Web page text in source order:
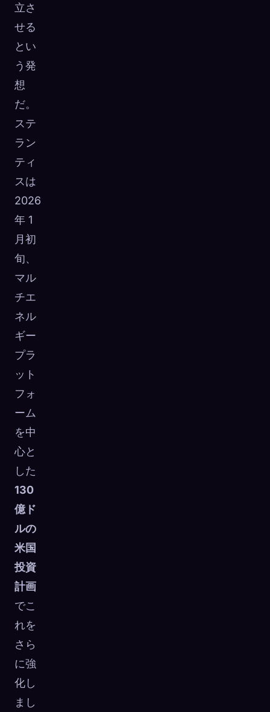
立さ
せる
とい
う発
想
だ。
ステ
ラン
ティ
スは
2026
年 1
月初
旬、
マル
チエ
ネル
ギー
プラ
ット
フォ
ーム
を中
心と
した
130
億ド
ルの
米国
投資
計画
でこ
れを
さら
に強
化し
まし